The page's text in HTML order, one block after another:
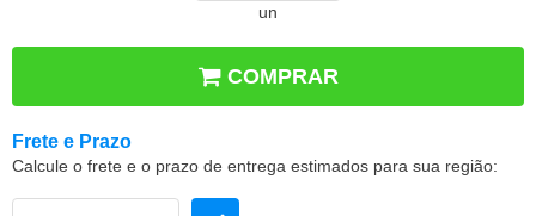
un
COMPRAR
Frete e Prazo
Calcule o frete e o prazo de entrega estimados para sua região: